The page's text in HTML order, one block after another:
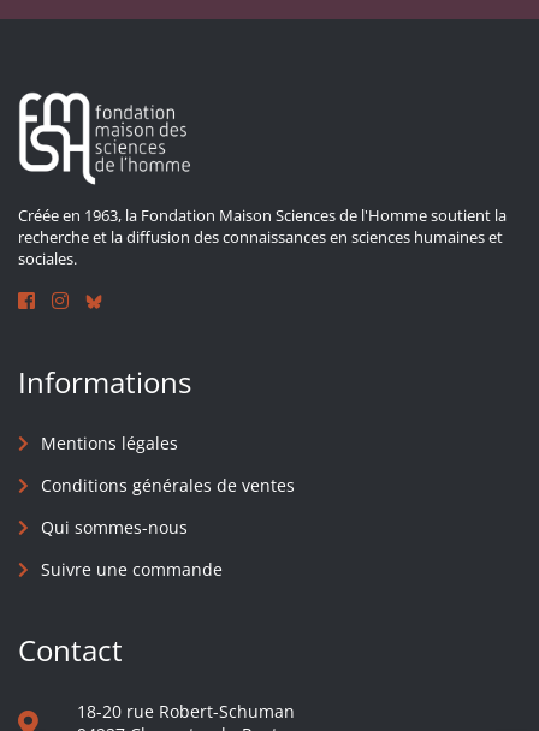
Créée en 1963, la Fondation Maison Sciences de l'Homme soutient la
recherche et la diffusion des connaissances en sciences humaines et
sociales.
Informations
Mentions légales
Conditions générales de ventes
Qui sommes-nous
Suivre une commande
Contact
18-20 rue Robert-Schuman